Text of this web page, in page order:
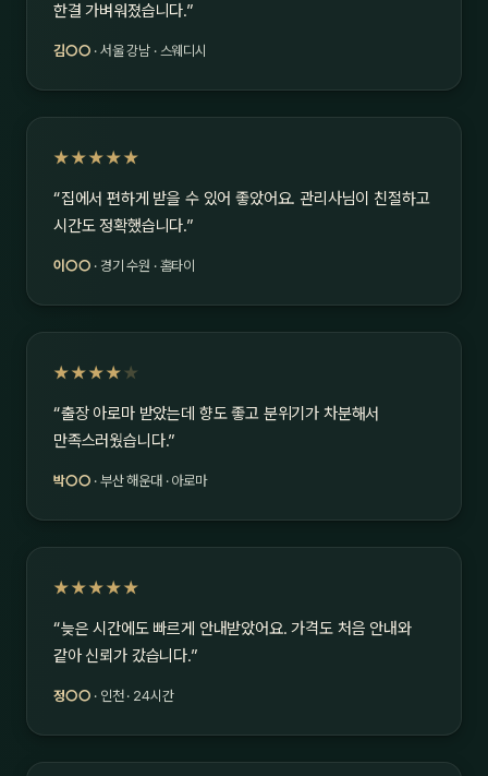
한결 가벼워졌습니다.”
김○○ · 서울 강남 · 스웨디시
★★★★★
“집에서 편하게 받을 수 있어 좋았어요. 관리사님이 친절하고
시간도 정확했습니다.”
이○○ · 경기 수원 · 홈타이
★★★★ ★
“출장 아로마 받았는데 향도 좋고 분위기가 차분해서
만족스러웠습니다.”
박○○ · 부산 해운대 · 아로마
★★★★★
“늦은 시간에도 빠르게 안내받았어요. 가격도 처음 안내와
같아 신뢰가 갔습니다.”
정○○ · 인천 · 24시간